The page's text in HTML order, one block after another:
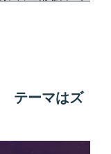
テーマはズ